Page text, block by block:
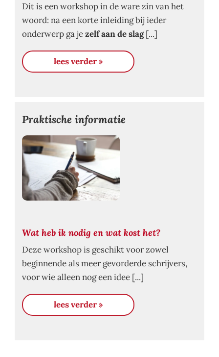
Dit is een workshop in de ware zin van het
woord: na een korte inleiding bij ieder
onderwerp ga jezelf aan de slag[...]
lees verder »
Praktische informatie
Wat heb ik nodig en wat kost het?
Deze workshop is geschikt voor zowel
beginnende als meer gevorderde schrijvers,
voor wie alleen nog een idee [...]
lees verder »